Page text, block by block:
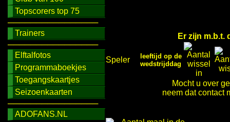
Topscorers top 75
────────────────
Trainers
────────────────
Elftalfotos
Programmaboekjes
Toegangskaartjes
Seizoenkaarten
────────────────
ADOFANS.NL
Er zijn m.b.t.
Speler
leeftijd op de
wedstrijddag
Mocht u over
neem dat contact